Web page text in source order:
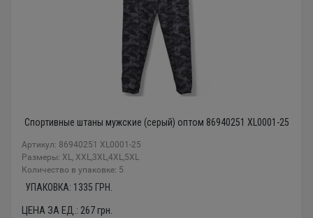
Спортивные штаны мужские (серый) оптом 86940251 XL0001-25
Артикул: 86940251 XL0001-25
Размеры: XL, XXL,3XL,4XL,5XL
Количество в упаковке: 5
УПАКОВКА: 1335 ГРН.
ЦЕНА ЗА ЕД.: 267грн.